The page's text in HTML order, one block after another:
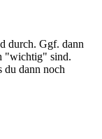
durch. Ggf. dann
"wichtig" sind.
dann noch